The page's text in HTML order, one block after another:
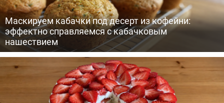
Маскируем кабачки под десерт из кофейни:
эффектно справляемся с кабачковым
нашествием